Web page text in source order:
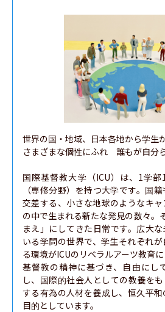
世界の国・地域、日本各地から学生
さまざまな個性にふれ　誰もが自分
国際基督教大学（ICU）は、1学
（専修分野）を持つ大学です。国
交差する、小さな地球のようなキ
の中で生まれる新たな発見の数々。
まえ」にしてきた日常です。広大
いる学問の世界で、学生それぞれ
る環境がICUのリベラルアーツ教育に
基督教の精神に基づき、自由にし
し、国際的社会人としての教養を
する有為の人材を養成し、恒久平
目的としています。